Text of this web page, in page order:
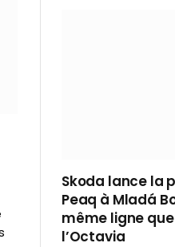
Skoda lance la
Peaq à Mladá
même ligne que
l’Octavia